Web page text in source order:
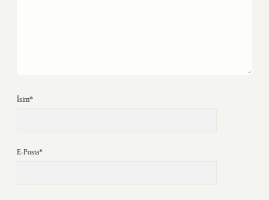
İsim*
E-Posta*